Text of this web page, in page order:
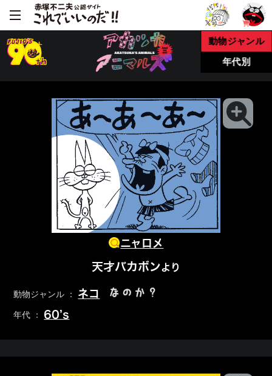
動物ジャンル
年代別
ニャロメ
天才バカボンより
動物ジャンル ： ネコ なのか？
年代 ： 60’s